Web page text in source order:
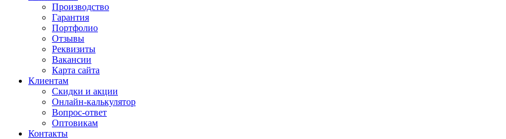
Производство
Гарантия
Портфолио
Отзывы
Реквизиты
Вакансии
Карта сайта
Клиентам
Скидки и акции
Онлайн-калькулятор
Вопрос-ответ
Оптовикам
Контакты